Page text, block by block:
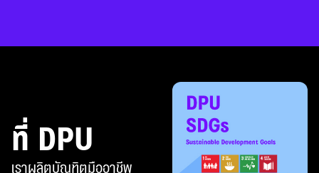
ที่ DPU
เราผลิตบัณฑิตมืออาชีพ